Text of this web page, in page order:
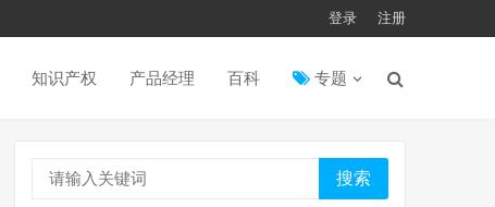
登录 注册
知识产权 产品经理 百科 专题
搜索